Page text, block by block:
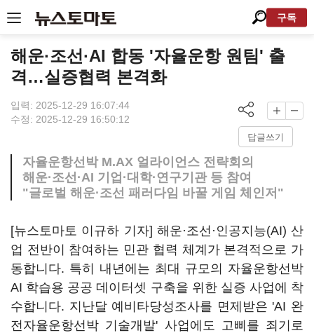
구독
해운·조선·AI 합동 '자율운항 원팀' 출
격…실증협력 본격화
입력: 2025-12-29 16:07:44
수정: 2025-12-29 16:50:12
답글쓰기
자율운항선박 M.AX 얼라이언스 전략회의
해운·조선·AI 기업·대학·연구기관 등 참여
"글로벌 해운·조선 패러다임 바꿀 게임 체인저"
[뉴스토마토 이규하 기자] 해운·조선·인공지능(AI) 산
업 전반이 참여하는 민관 협력 체계가 본격적으로 가
동합니다. 특히 내년에는 최대 규모의 자율운항선박
AI 학습용 공공 데이터셋 구축을 위한 실증 사업에 착
수합니다. 지난달 예비타당성조사를 면제받은 'AI 완
전자율운항선박 기술개발' 사업에도 고삐를 죄기로